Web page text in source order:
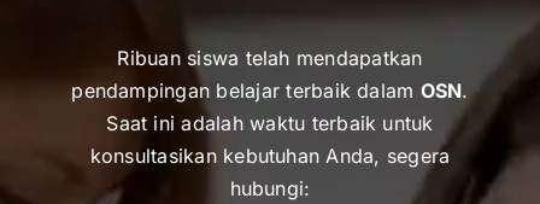
Ribuan siswa telah mendapatkan
pendampingan belajar terbaik dalam OSN.
Saat ini adalah waktu terbaik untuk
konsultasikan kebutuhan Anda, segera
hubungi: